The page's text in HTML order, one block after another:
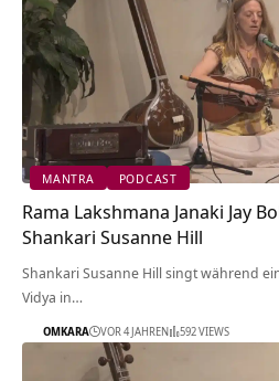
MANTRA PODCAST
Rama Lakshmana Janaki Jay
Shankari Susanne Hill
Shankari Susanne Hill singt während
Vidya in…
OMKARA VOR 4 JAHREN 592 VIEWS